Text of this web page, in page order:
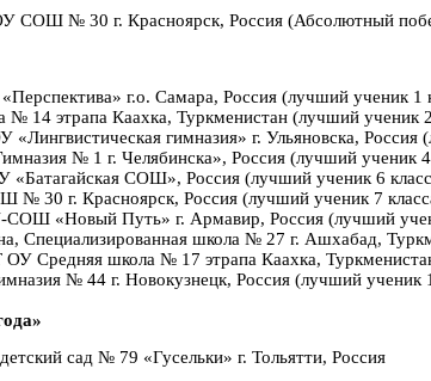
СОШ № 30 г. Красноярск, Россия (Абсолютный
г.о. Самара, Россия (лучший ученик 1
14 этрапа Каахка, Туркменистан (лучший ученик 2
гимназия» г. Ульяновска, Россия
№ 1 г. Челябинска», Россия (лучший ученик 4
«Батагайская СОШ», Россия (лучший ученик 6
30 г. Красноярск, Россия (лучший ученик 7
«Новый Путь» г. Армавир, Россия (лучший
Специализированная школа № 27 г. Ашхабад,
Средняя школа № 17 этрапа Каахка,
№ 44 г. Новокузнецк, Россия (лучший ученик
сад № 79 «Гусельки» г. Тольятти, Россия